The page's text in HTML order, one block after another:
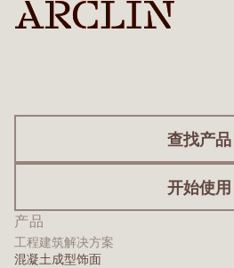
产品
工程建筑解决方案
混凝土成型饰面
查找产品
开始使用